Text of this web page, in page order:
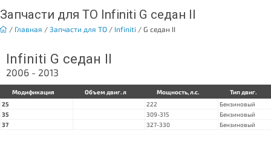
Запчасти для ТО Infiniti G седан II
/ Главная / Запчасти для ТО / Infiniti / G седан II
Infiniti G седан II
2006 - 2013
Модификация Объем двиг. л Мощность, л.с.
Тип двиг.
25
222
Бензиновый
35
309-315
Бензиновый
37
327-330 Бензиновый